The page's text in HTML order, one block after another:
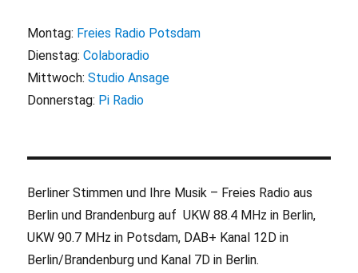
Montag: Freies Radio Potsdam
Dienstag:Colaboradio
Mittwoch:Studio Ansage
Donnerstag: Pi Radio
Berliner Stimmen und Ihre Musik – Freies Radio aus
Berlin und Brandenburg auf UKW 88.4 MHz in Berlin,
UKW 90.7 MHz in Potsdam, DAB+ Kanal 12D in
Berlin/Brandenburg und Kanal 7D in Berlin.